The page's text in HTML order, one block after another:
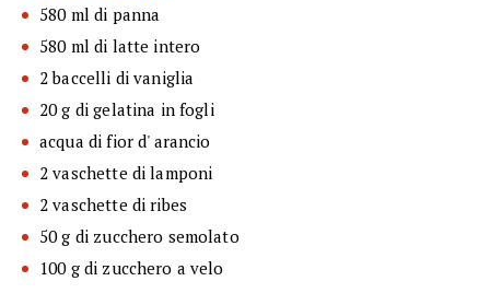
580 ml di panna
580 ml di latte intero
2 baccelli di vaniglia
20 g di gelatina in fogli
acqua di fior d' arancio
2 vaschette di lamponi
2 vaschette di ribes
50 g di zucchero semolato
100 g di zucchero a velo